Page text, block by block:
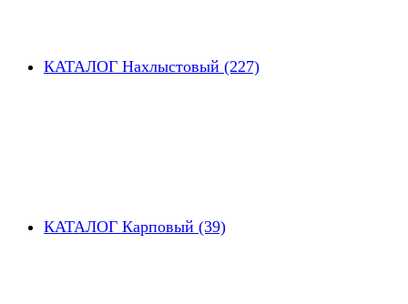
КАТАЛОГ Нахлыстовый (227)
КАТАЛОГ Карповый (39)